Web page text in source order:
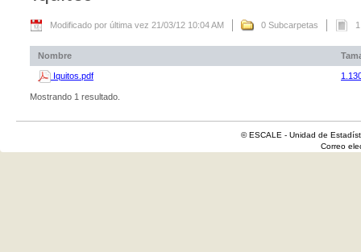
Modificado por última vez 21/03/12 10:04 AM 0 Subcarpetas
Nombre
Iquitos.pdf
Mostrando 1 resultado.
© ESCALE - Unidad de
Correo